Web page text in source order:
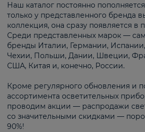
Наш каталог постоянно
только у представленного бренда
коллекция, она сразу появляется в
Среди представленных марок —
бренды Италии, Германии,
Чехии, Польши, Дании, Швеции,
США, Китая и, конечно, России.
Кроме регулярного обновления и
ассортимента осветительных
проводим акции — распродажи
со значительными скидками —
90%!